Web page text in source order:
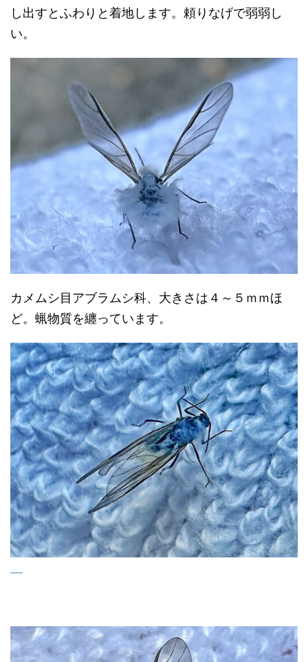
し出すとふわりと着地します。頼りなげで弱弱し
い。
カメムシ目アブラムシ科、大きさは４～５ｍｍほ
ど。蝋物質を纏っています。